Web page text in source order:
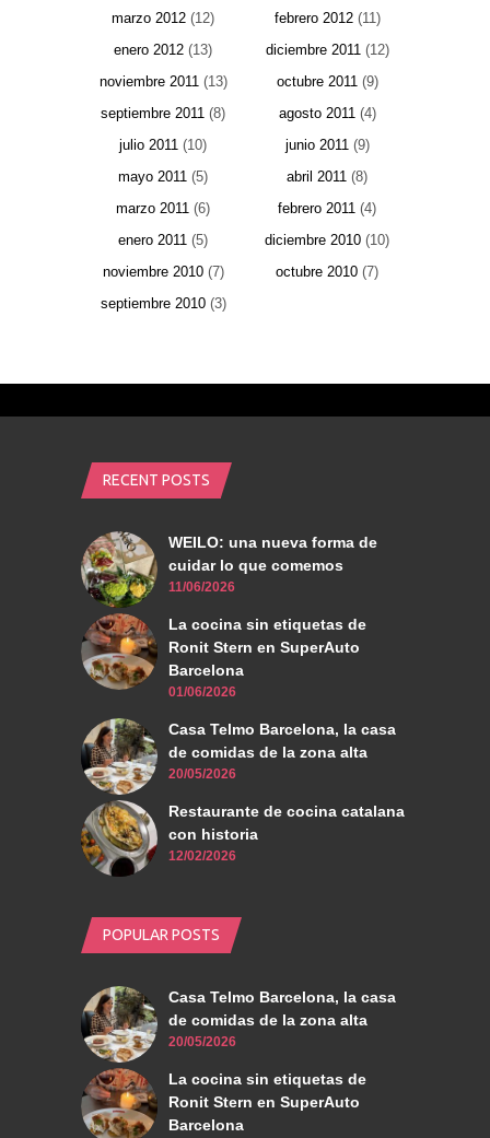
marzo 2012 (12) febrero 2012(11)
enero 2012 (13) diciembre 2011(12)
noviembre 2011(13) octubre 2011(9)
septiembre 2011 (8) agosto 2011(4)
julio 2011 (10) junio 2011(9)
mayo 2011 (5) abril 2011 (8)
marzo 2011 (6) febrero 2011 (4)
enero 2011 (5) diciembre 2010 (10)
noviembre 2010(7) octubre 2010 (7)
septiembre 2010(3)
RECENT POSTS
WEILO: una nueva forma de
cuidar lo que comemos
11/06/2026
La cocina sin etiquetas de
Ronit Stern en SuperAuto
Barcelona
01/06/2026
Casa Telmo Barcelona, la casa
de comidas de la zona alta
20/05/2026
Restaurante de cocina catalana
con historia
12/02/2026
POPULAR POSTS
Casa Telmo Barcelona, la casa
de comidas de la zona alta
20/05/2026
La cocina sin etiquetas de
Ronit Stern en SuperAuto
Barcelona